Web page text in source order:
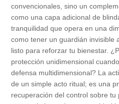
convencionales, sino un
como una capa adicional de
tranquilidad que opera en una
como tener un guardián invisible
listo para reforzar tu bienestar.
protección unidimensional
defensa multidimensional? La
de un simple acto ritual; es una
recuperación del control sobre